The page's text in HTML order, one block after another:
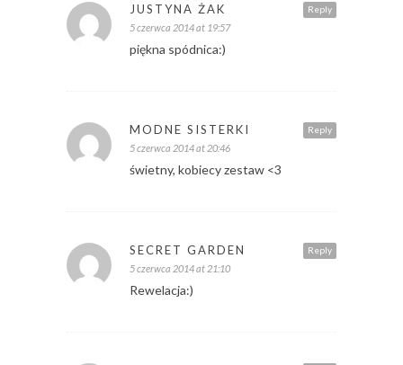
Reply
JUSTYNA ŻAK
5 czerwca 2014 at 19:57
piękna spódnica:)
Reply
MODNE SISTERKI
5 czerwca 2014 at 20:46
świetny, kobiecy zestaw <3
Reply
SECRET GARDEN
5 czerwca 2014 at 21:10
Rewelacja:)